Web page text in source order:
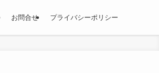
お問合せ プライバシーポリシー